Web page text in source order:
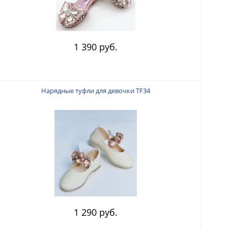
1 390 руб.
Нарядные туфли для девочки TF34
1 290 руб.